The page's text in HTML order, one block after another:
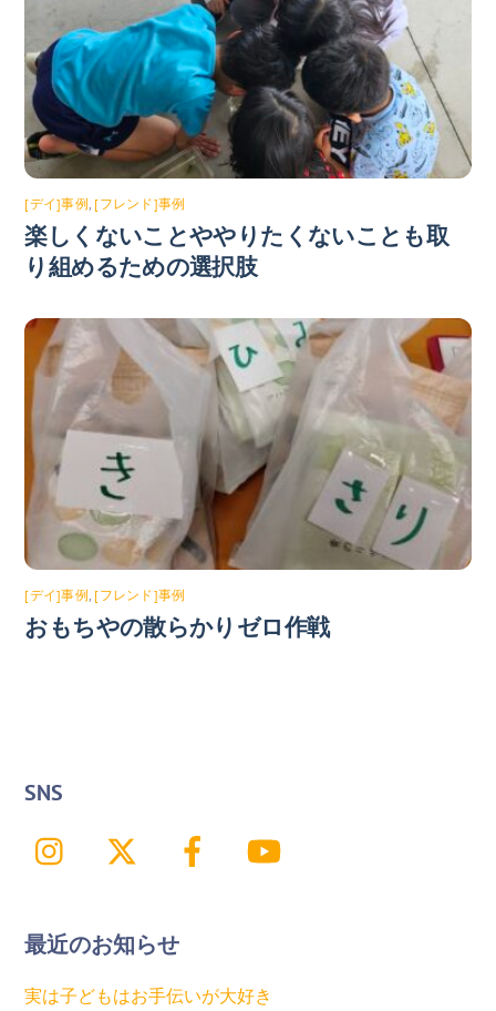
[デイ]事例 [フレンド]事例
楽しくないことややりたくないことも取
り組めるための選択肢
[デイ]事例 [フレンド]事例
おもちやの散らかりゼロ作戦
SNS
Instagram Facebook
最近のお知らせ
実は子どもはお手伝いが大好き